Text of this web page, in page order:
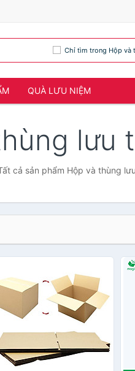
Chỉ tìm trong Hộp và
QUÀ LƯU NIỆM
lưu
cả sản phẩm Hộp và thùng